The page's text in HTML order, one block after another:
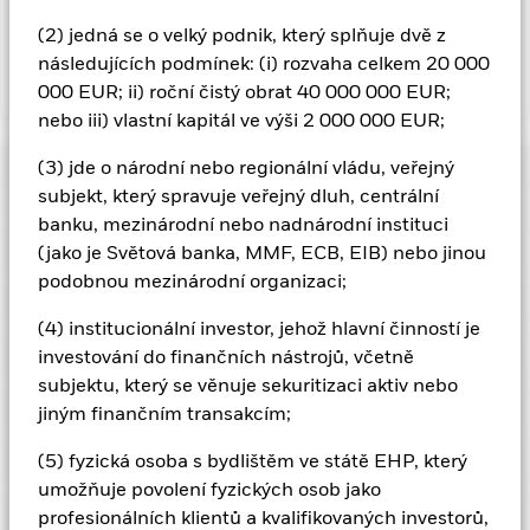
(2) jedná se o velký podnik, který splňuje dvě z
následujících podmínek: (i) rozvaha celkem 20 000
000 EUR; ii) roční čistý obrat 40 000 000 EUR;
nebo iii) vlastní kapitál ve výši 2 000 000 EUR;
(3) jde o národní nebo regionální vládu, veřejný
subjekt, který spravuje veřejný dluh, centrální
banku, mezinárodní nebo nadnárodní instituci
(jako je Světová banka, MMF, ECB, EIB) nebo jinou
podobnou mezinárodní organizaci;
(4) institucionální investor, jehož hlavní činností je
investování do finančních nástrojů, včetně
subjektu, který se věnuje sekuritizaci aktiv nebo
jiným finančním transakcím;
(5) fyzická osoba s bydlištěm ve státě EHP, který
umožňuje povolení fyzických osob jako
profesionálních klientů a kvalifikovaných investorů,
Zobrazit méně
iShares € UltraShort Bond ESG SRI UCITS ETF
Výkonnost
Diagram
Výplaty
Datum zápisu Ex-datum Datum splatnosti
19-čvn-26 18-čvn-26 30-čvn-26
Referenční index pouze vylučuje společnosti zapojující se do
určitých aktivit, jež nejsou v souladu s kritérii ESG, pokud
takové aktivity překračují limity určené poskytovatelem
potenciálních investic a může mít na hodnotu investic do
fondu – ve srovnání s fondem bez takového výběru –
negativní dopad.
Riziko protistrany: Platební neschopnost institucí
poskytujících služby, jako je úschova aktiv nebo působících
jako protistrana derivátů či jiných nástrojů, může třídu akcií
aktiv držených ve fondu nemusí fondu vyplácet výnos ani
kapitál, když je splatný.Riziko likvidity: Nižší likvidita znamená,
ze není dost kupujících nebo prodávajících, aby se umožnilo
fondu nakupovat či prodávat investice pohotově.
Základní údaje
Čistá aktiva třídy akcií
k 05-srp-26
Datum spuštění třídy akcií 16-bře-20
Měna třídy akcií
Třída aktiv Pevný výnos
Klasifikace SFDR
Poměr celkových výdajů 0,09%
k 05-srp-26
Směrodatná odchylka (3 roky) 0,29%
Registrovaná umístění
Austria
Belgium
Czech Republic
Podíly
Rozpisy expozic
Půjčování cenných papírů